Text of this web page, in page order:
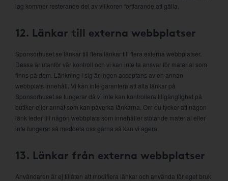
lag kommer resterande del av villkoren fortfarande att gälla.
12. Länkar till externa webbplatser
Sponsorhuset.se länkar till flera länkar till flera externa webbplatser.
Dessa är utanför vår kontroll och vi kan inte ta ansvar för material som
finns på dem. Länkning i sig är ingen acceptans av en annan
webbplats innehåll. Vi kan inte garantera att alla länkar på
Sponsorhuset.se fungerar då vi inte kan kontrollera tillgänglighet på
butiker eller annat som kan påverka länkarna. Om du tycker att någon
länk leder till någon webbplats som innehåller stötande material eller
inte fungerar så meddela oss gärna så kan vi agera.
13. Länkar från externa webbplatser
Användaren är ej tillåten att modifiera länkar och använda för eget bruk